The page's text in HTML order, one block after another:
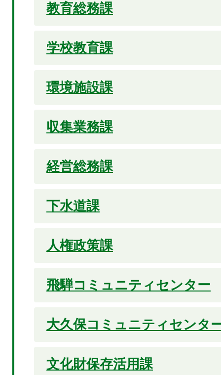
教育総務課
学校教育課
環境施設課
収集業務課
経営総務課
下水道課
人権政策課
飛騨コミュニティセンター
大久保コミュニティセンタ
文化財保存活用課